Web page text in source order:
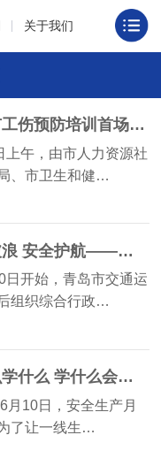
关于我们
青岛市工伤预防培训首场启动
上午，由市人力资源社
、市卫生和健…
乘风破浪 安全护航——青岛交通行业开展专业应急安全培训
日开始，青岛市交通运
组织综合行政…
用什么学什么 学什么会什么——华夏天信智能物联应急安全培训专场
月10日，安全生产月
了让一线生…